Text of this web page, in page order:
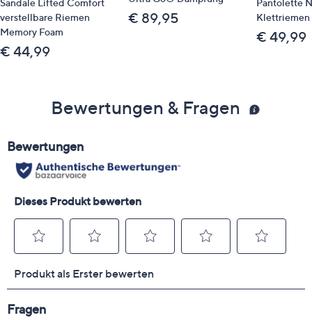
Sandale Lifted Comfort
verstellbare Riemen
Memory Foam
€ 44,99
€ 89,95
Pantolette
Klettriemen
€ 49,99
Bewertungen & Fragen